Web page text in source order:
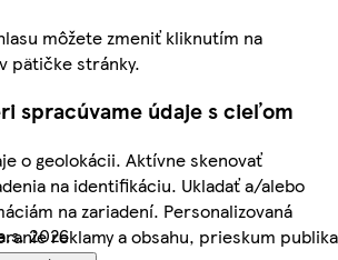
môžete zmeniť kliknutím na
pätičke stránky.
spracúvame údaje s cieľom
o geolokácii. Aktívne skenovať
na identifikáciu. Ukladať a/alebo
na zariadení. Personalizovaná
reklamy a obsahu, prieskum publika
2026